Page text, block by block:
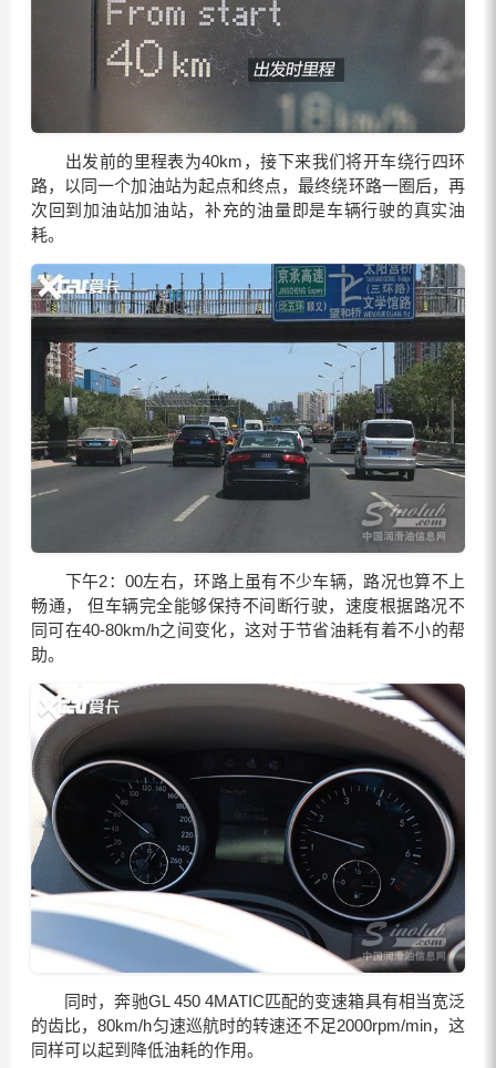
出发前的里程表为40km，接下来我们将开车绕行四环
路，以同一个加油站为起点和终点，最终绕环路一圈后，再
次回到加油站加油站，补充的油量即是车辆行驶的真实油
耗。
下午2：00左右，环路上虽有不少车辆，路况也算不上
畅通， 但车辆完全能够保持不间断行驶，速度根据路况不
同可在40-80km/h之间变化，这对于节省油耗有着不小的帮
助。
同时，奔驰GL 450 4MATIC匹配的变速箱具有相当宽泛
的齿比，80km/h匀速巡航时的转速还不足2000rpm/min，这
同样可以起到降低油耗的作用。